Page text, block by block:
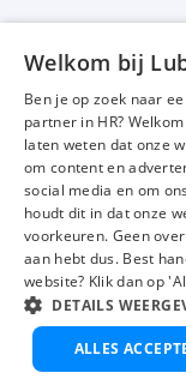
Werken bij Luba
Mijn Luba
Luba wordt
4,3 uit 5
van
Welkom bij
Ben je op zoek naar
partner in HR?
laten weten dat onze
om content en
social media en om
houdt dit in dat onze
voorkeuren. Geen
aan hebt dus. Best
website? Klik dan op
DETAILS
ALLES